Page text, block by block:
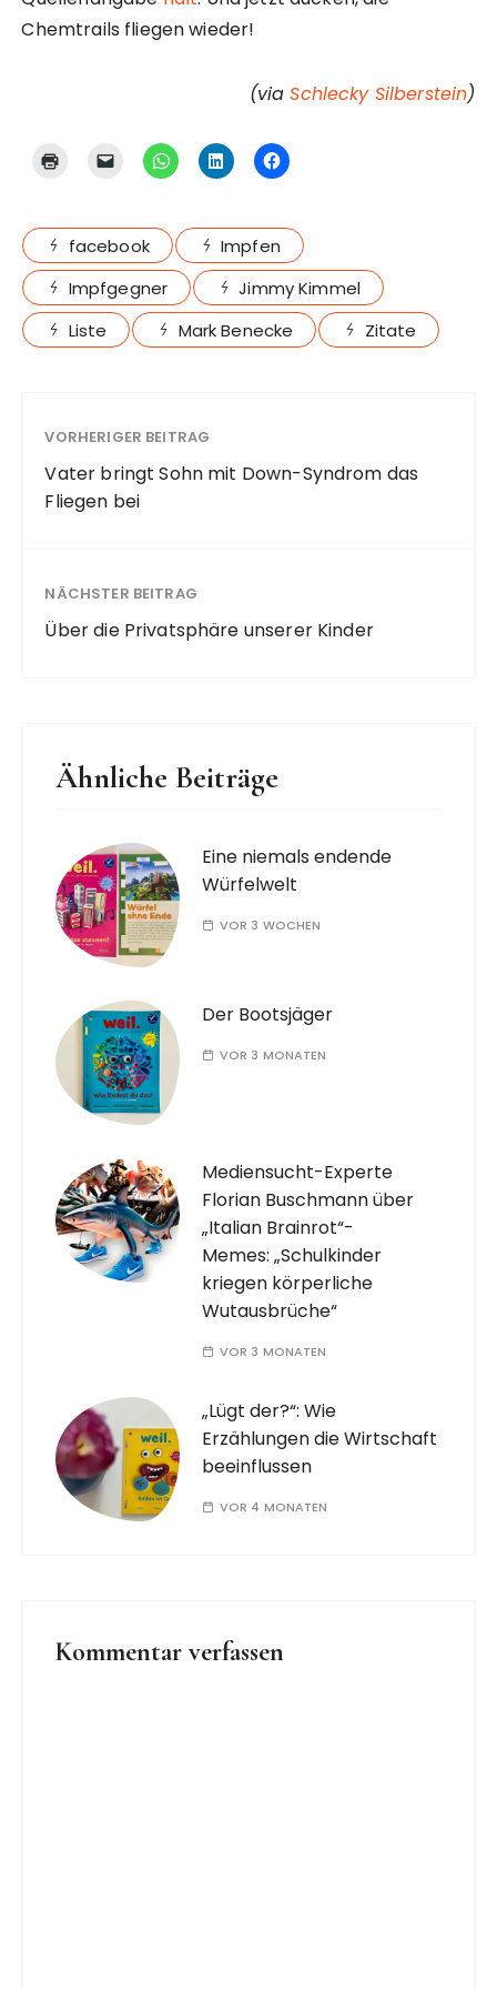
Chemtrails fliegen wieder!
(viaSchlecky Silberstein)
facebook
Impfen
Impfgegner
Jimmy Kimmel
Liste
Mark Benecke Zitate
VORHERIGER BEITRAG
Vater bringt Sohn mit Down-Syndrom das
Fliegen bei
NÄCHSTER BEITRAG
Über die Privatsphäre unserer Kinder
Ähnliche Beiträge
Eine niemals endende
Würfelwelt
VOR 3 WOCHEN
Der Bootsjäger
VOR 3 MONATEN
Mediensucht-Experte
Florian Buschmann über
„Italian Brainrot“-
Memes: „Schulkinder
kriegen körperliche
Wutausbrüche“
VOR 3 MONATEN
„Lügt der?“: Wie
Erzählungen die Wirtschaft
beeinflussen
VOR 4 MONATEN
Kommentar verfassen